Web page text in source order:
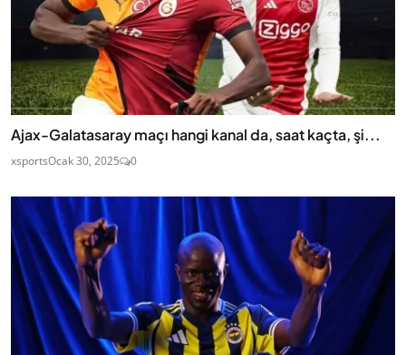
Ajax-Galatasaray maçı hangi kanal da, saat kaçta, şi...
xsportsOcak 30, 2025 0